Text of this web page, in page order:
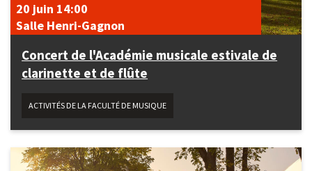
Concert de l'Académie musicale estivale de
clarinette et de flûte
20 juin 14:00
Salle Henri-Gagnon
ACTIVITÉS DE LA FACULTÉ DE MUSIQUE